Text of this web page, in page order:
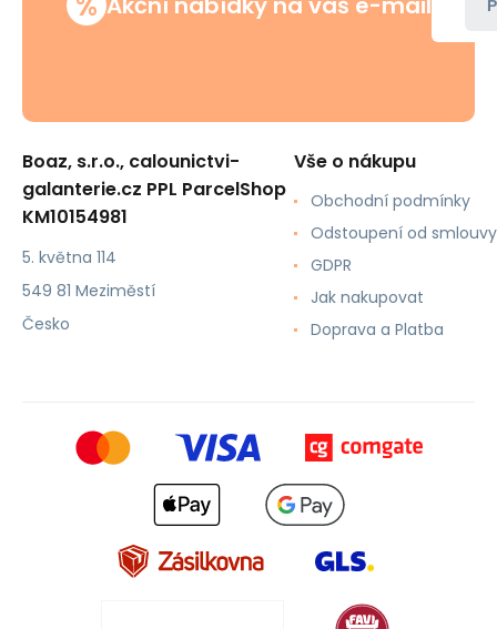
Boaz, s.r.o., calounictvi-
galanterie.cz PPL ParcelShop
KM10154981
5. května 114
549 81 Meziměstí
Česko
Vše o nákupu
Obchodní podmínky
Odstoupení od smlouvy
GDPR
Jak nakupovat
Doprava a Platba